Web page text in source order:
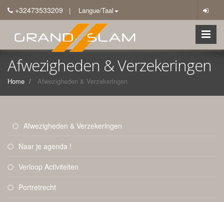
+32473533209 | Langue/Taal
Afwezigheden & Verzekeringen
Home Afwezigheden & Verzekeringen
Afwezigheden & Verzekeringen
Naar je agenda !
Verloop Activiteiten
Portretrecht